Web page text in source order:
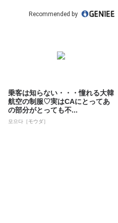
Recommended by
乗客は知らない・・・憧れる大韓
航空の制服♡実はCAにとってあ
の部分がとっても不...
모으다［モウダ］